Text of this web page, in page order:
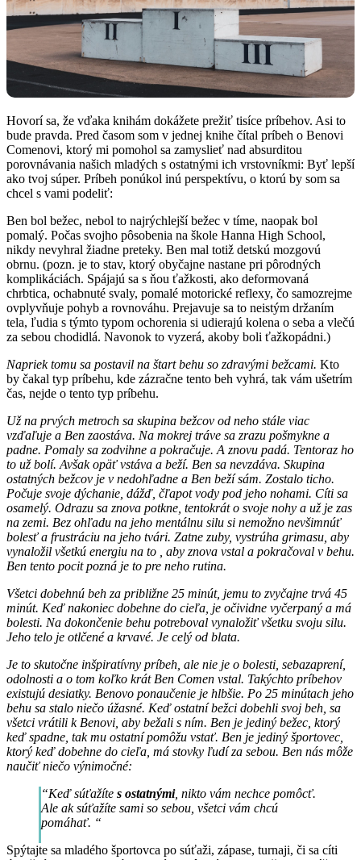
Hovorí sa, že vďaka knihám dokážete prežiť tisíce príbehov. Asi to
bude pravda. Pred časom som v jednej knihe čítal príbeh o Benovi
Comenovi, ktorý mi pomohol sa zamyslieť nad absurditou
porovnávania našich mladých s ostatnými ich vrstovníkmi: Byť lepší
ako tvoj súper. Príbeh ponúkol inú perspektívu, o ktorú by som sa
chcel s vami podeliť:
Ben bol bežec, nebol to najrýchlejší bežec v tíme, naopak bol
pomalý. Počas svojho pôsobenia na škole Hanna High School,
nikdy nevyhral žiadne preteky. Ben mal totiž detskú mozgovú
obrnu. (pozn. je to stav, ktorý obyčajne nastane pri pôrodných
komplikáciách. Spájajú sa s ňou ťažkosti, ako deformovaná
chrbtica, ochabnuté svaly, pomalé motorické reflexy, čo samozrejme
ovplyvňuje pohyb a rovnováhu. Prejavuje sa to neistým držaním
tela, ľudia s týmto typom ochorenia si udierajú kolena o seba a vlečú
za sebou chodidlá. Navonok to vyzerá, akoby boli ťažkopádni.)
Napriek tomu sa postavil na štart behu so zdravými bežcami. Kto
by čakal typ príbehu, kde zázračne tento beh vyhrá, tak vám ušetrím
čas, nejde o tento typ príbehu.
Už na prvých metroch sa skupina bežcov od neho stále viac
vzďaľuje a Ben zaostáva. Na mokrej tráve sa zrazu pošmykne a
padne. Pomaly sa zodvihne a pokračuje. A znovu padá. Tentoraz ho
to už bolí. Avšak opäť vstáva a beží. Ben sa nevzdáva. Skupina
ostatných bežcov je v nedohľadne a Ben beží sám. Zostalo ticho.
Počuje svoje dýchanie, dážď, čľapot vody pod jeho nohami. Cíti sa
osamelý. Odrazu sa znova potkne, tentokrát o svoje nohy a už je zas
na zemi. Bez ohľadu na jeho mentálnu silu si nemožno nevšimnúť
bolesť a frustráciu na jeho tvári. Zatne zuby, vystrúha grimasu, aby
vynaložil všetkú energiu na to , aby znova vstal a pokračoval v behu.
Ben tento pocit pozná je to pre neho rutina.
Všetci dobehnú beh za približne 25 minút, jemu to zvyčajne trvá 45
minút. Keď nakoniec dobehne do cieľa, je očividne vyčerpaný a má
bolesti. Na dokončenie behu potreboval vynaložiť všetku svoju silu.
Jeho telo je otlčené a krvavé. Je celý od blata.
Je to skutočne inšpiratívny príbeh, ale nie je o bolesti, sebazaprení,
odolnosti a o tom koľko krát Ben Comen vstal. Takýchto príbehov
existujú desiatky. Benovo ponaučenie je hlbšie. Po 25 minútach jeho
behu sa stalo niečo úžasné. Keď ostatní bežci dobehli svoj beh, sa
všetci vrátili k Benovi, aby bežali s ním. Ben je jediný bežec, ktorý
keď spadne, tak mu ostatní pomôžu vstať. Ben je jediný športovec,
ktorý keď dobehne do cieľa, má stovky ľudí za sebou. Ben nás môže
naučiť niečo výnimočné:
“Keď súťažíte s ostatnými, nikto vám nechce pomôcť.
Ale ak súťažíte sami so sebou, všetci vám chcú
pomáhať. “
Spýtajte sa mladého športovca po súťaži, zápase, turnaji, či sa cíti